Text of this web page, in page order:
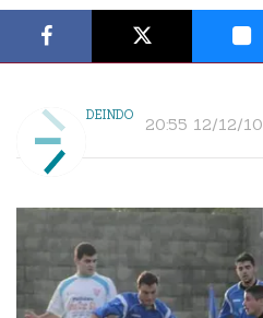
DEINDO 20:55 12/12/10